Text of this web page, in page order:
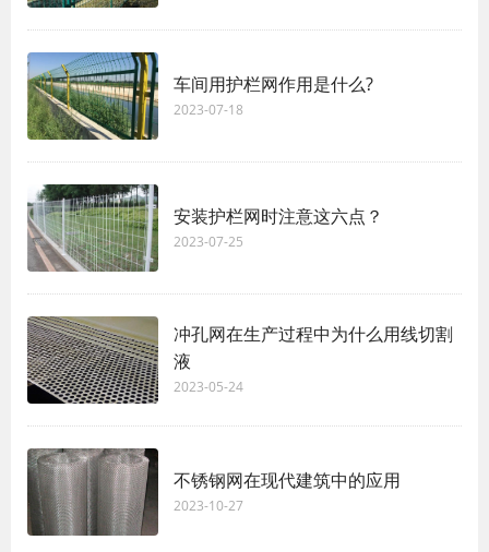
车间用护栏网作用是什么?
2023-07-18
安装护栏网时注意这六点？
2023-07-25
冲孔网在生产过程中为什么用线切割
液
2023-05-24
不锈钢网在现代建筑中的应用
2023-10-27